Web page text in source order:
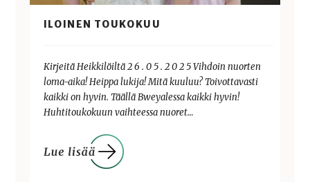
ILOINEN TOUKOKUU
Kirjeitä Heikkilöiltä 2 6 . 0 5 . 2 0 2 5 Vihdoin nuorten
loma-aika! Heippa lukija! Mitä kuuluu? Toivottavasti
kaikki on hyvin. Täällä Bweyalessa kaikki hyvin!
Huhtitoukokuun vaihteessa nuoret…